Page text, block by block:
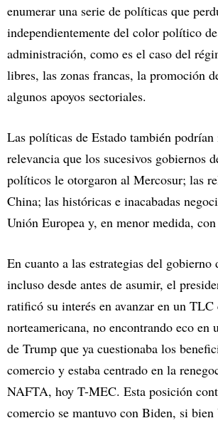
enumerar una serie de políticas que
independientemente del color político
administración, como es el caso del
libres, las zonas francas, la promoción
algunos apoyos sectoriales.
Las políticas de Estado también
relevancia que los sucesivos gobiernos
políticos le otorgaron al Mercosur; las
China; las históricas e inacabadas
Unión Europea y, en menor medida,
En cuanto a las estrategias del gobierno
incluso desde antes de asumir, el
ratificó su interés en avanzar en un
norteamericana, no encontrando eco en
de Trump que ya cuestionaba los
comercio y estaba centrado en la
NAFTA, hoy T-MEC. Esta posición
comercio se mantuvo con Biden, si